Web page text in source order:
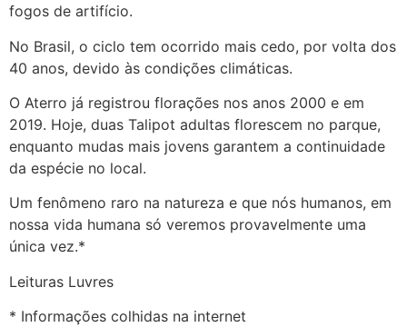
fogos de artifício.
No Brasil, o ciclo tem ocorrido mais cedo, por volta dos
40 anos, devido às condições climáticas.
O Aterro já registrou florações nos anos 2000 e em
2019. Hoje, duas Talipot adultas florescem no parque,
enquanto mudas mais jovens garantem a continuidade
da espécie no local.
Um fenômeno raro na natureza e que nós humanos, em
nossa vida humana só veremos provavelmente uma
única vez.*
Leituras Luvres
* Informações colhidas na internet